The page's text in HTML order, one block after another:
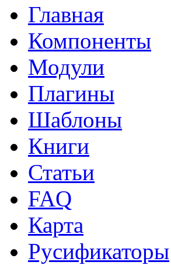
Главная
Компоненты
Модули
Плагины
Шаблоны
Книги
Статьи
FAQ
Карта
Русификаторы